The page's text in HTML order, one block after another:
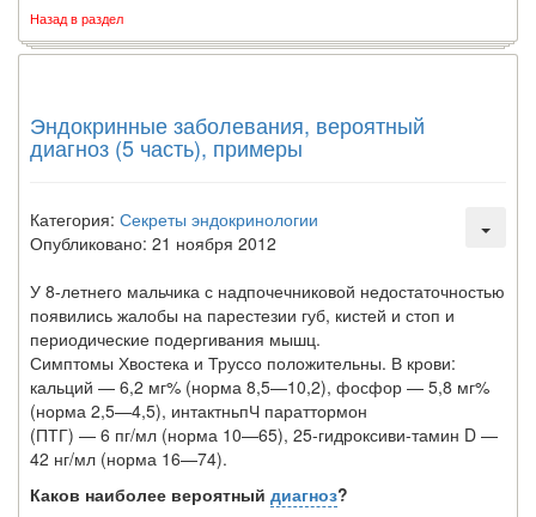
Назад в раздел
Эндокринные заболевания, вероятный
диагноз (5 часть), примеры
Категория: Секреты эндокринологии
Опубликовано: 21 ноября 2012
У 8-летнего мальчика с надпочечниковой недостаточностью
появились жалобы на парестезии губ, кистей и стоп и
периодические подергивания мышц.
Симптомы Хвостека и Труссо положительны. В крови:
кальций — 6,2 мг% (норма 8,5—10,2), фосфор — 5,8 мг%
(норма 2,5—4,5), интактньпЧ параттормон
(ПТГ) — 6 пг/мл (норма 10—65), 25-гидроксиви-тамин D —
42 нг/мл (норма 16—74).
Каков наиболее вероятный диагноз?